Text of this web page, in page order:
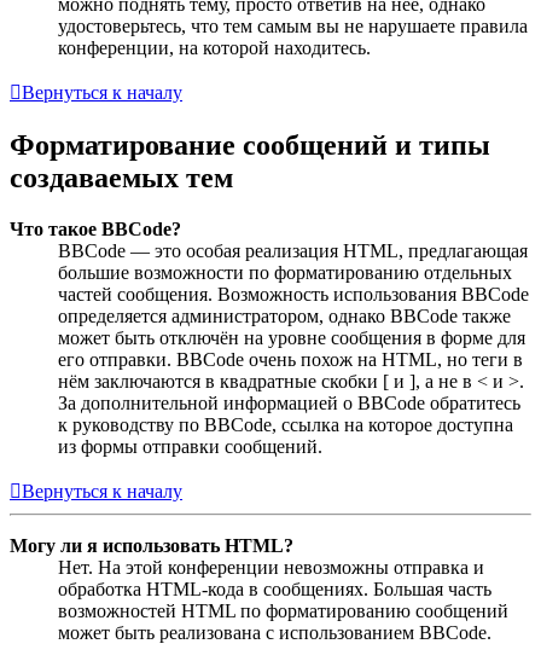
удостоверьтесь, что тем самым вы не нарушаете правила
конференции, на которой находитесь.
Вернуться к началу
Форматирование сообщений и типы
создаваемых тем
Что такое BBCode?
BBCode — это особая реализация HTML, предлагающая
большие возможности по форматированию отдельных
частей сообщения. Возможность использования BBCode
определяется администратором, однако BBCode также
может быть отключён на уровне сообщения в форме для
его отправки. BBCode очень похож на HTML, но теги в
нём заключаются в квадратные скобки [ и ], а не в < и >.
За дополнительной информацией о BBCode обратитесь
к руководству по BBCode, ссылка на которое доступна
из формы отправки сообщений.
Вернуться к началу
Могу ли я использовать HTML?
Нет. На этой конференции невозможны отправка и
обработка HTML-кода в сообщениях. Большая часть
возможностей HTML по форматированию сообщений
может быть реализована с использованием BBCode.